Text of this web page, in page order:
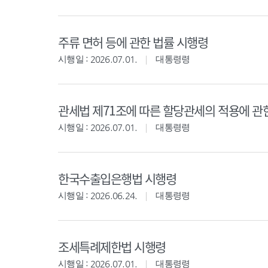
주류 면허 등에 관한 법률 시행령
시행일 : 2026.07.01. 대통령령
관세법 제71조에 따른 할당관세의 적용에 관
시행일 : 2026.07.01. 대통령령
한국수출입은행법 시행령
시행일 : 2026.06.24. 대통령령
조세특례제한법 시행령
시행일 : 2026.07.01. 대통령령